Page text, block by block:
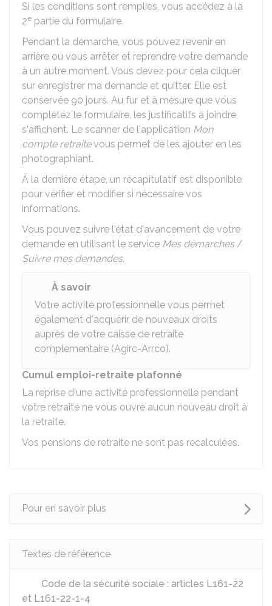
Si les conditions sont remplies, vous accédez à la
2e partie du formulaire.
Pendant la démarche, vous pouvez revenir en
arrière ou vous arrêter et reprendre votre demande
à un autre moment. Vous devez pour cela cliquer
sur enregistrer ma demande et quitter. Elle est
conservée 90 jours. Au fur et à mesure que vous
complétez le formulaire, les justificatifs à joindre
s'affichent. Le scanner de l'application Mon
compte retraitevous permet de les ajouter en les
photographiant.
À la dernière étape, un récapitulatif est disponible
pour vérifier et modifier si nécessaire vos
informations.
Vous pouvez suivre l'état d'avancement de votre
demande en utilisant le service Mes démarches/
Suivre mes demandes.
À savoir
Votre activité professionnelle vous permet
également d'acquérir de nouveaux droits
auprès de votre caisse de retraite
complémentaire (Agirc-Arrco).
Cumul emploi-retraite plafonné
La reprise d'une activité professionnelle pendant
votre retraite ne vous ouvre aucun nouveau droit à
la retraite.
Vos pensions de retraite ne sont pas recalculées.
Pour en savoir plus
Textes de référence
Code de la sécurité sociale : articles L161-22
et L161-22-1-4